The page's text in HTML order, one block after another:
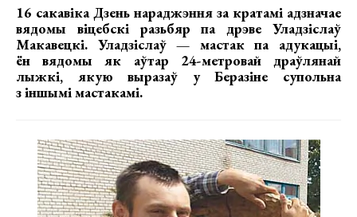
16 сакавіка Дзень нараджэння за кратамі адзначае
вядомы віцебскі разьбяр па дрэве Уладзіслаў
Макавецкі. Уладзіслаў — мастак па адукацыі,
ён вядомы як аўтар 24-метровай драўлянай
лыжкі, якую выразаў у Беразіне супольна
з іншымі мастакамі.